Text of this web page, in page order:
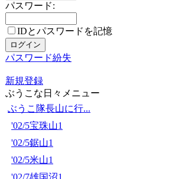
パスワード:
IDとパスワードを記憶
パスワード紛失
新規登録
ぶうこな日々メニュー
ぶうこ隊長山に行...
'02/5宝珠山1
'02/5鋸山1
'02/5米山1
'02/7雄国沼1